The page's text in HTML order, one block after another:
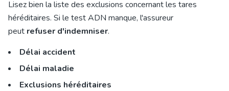
Lisez bien la liste des exclusions concernant les tares
héréditaires. Si le test ADN manque, l'assureur
peut refuser d'indemniser.
Délai accident
Délai maladie
Exclusions héréditaires